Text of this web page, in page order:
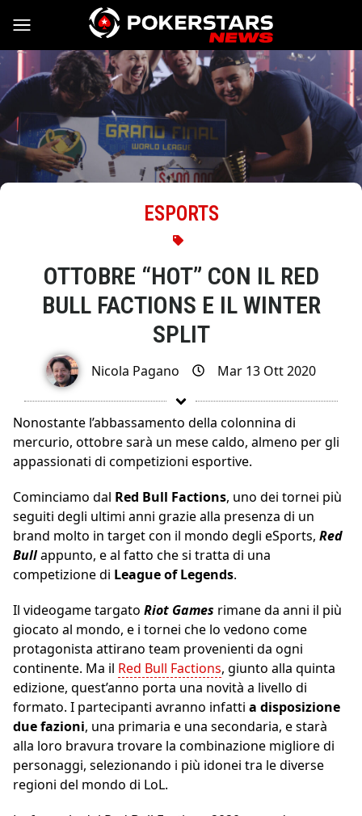
Vai al contenuto
ESPORTS
OTTOBRE “HOT” CON IL RED
BULL FACTIONS E IL WINTER
SPLIT
Nicola Pagano Mar 13 Ott 2020
Nonostante l’abbassamento della colonnina di
mercurio, ottobre sarà un mese caldo, almeno per gli
appassionati di competizioni esportive.
Cominciamo dal Red Bull Factions, uno dei tornei più
seguiti degli ultimi anni grazie alla presenza di un
brand molto in target con il mondo degli eSports, Red
Bullappunto, e al fatto che si tratta di una
competizione di League of Legends.
Il videogame targato Riot Games rimane da anni il più
giocato al mondo, e i tornei che lo vedono come
protagonista attirano team provenienti da ogni
continente. Ma il Red Bull Factions, giunto alla quinta
edizione, quest’anno porta una novità a livello di
formato. I partecipanti avranno infatti a disposizione
due fazioni, una primaria e una secondaria, e starà
alla loro bravura trovare la combinazione migliore di
personaggi, selezionando i più idonei tra le diverse
regioni del mondo di LoL.